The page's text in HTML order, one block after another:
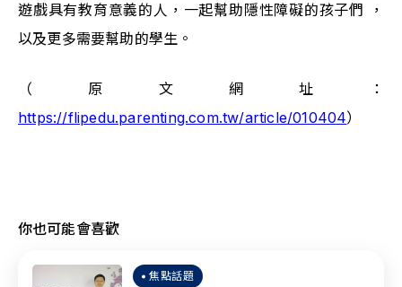
遊戲具有教育意義的人，一起幫助隱性障礙的孩子們 ，
以及更多需要幫助的學生。
（原文網址：
https://flipedu.parenting.com.tw/article/010404）
你也可能會喜歡
焦點話題